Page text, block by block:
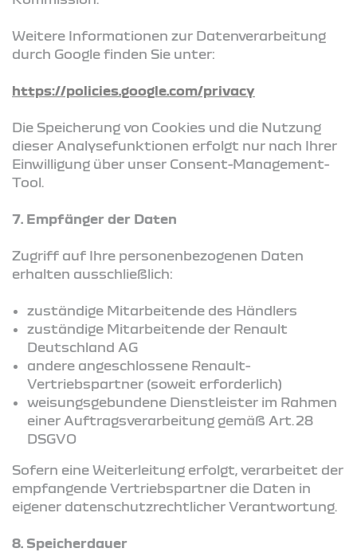
Weitere Informationen zur Datenverarbeitung
durch Google finden Sie unter:
https://policies.google.com/privacy
Die Speicherung von Cookies und die Nutzung
dieser Analysefunktionen erfolgt nur nach Ihrer
Einwilligung über unser Consent-Management-
Tool.
7. Empfänger der Daten
Zugriff auf Ihre personenbezogenen Daten
erhalten ausschließlich:
zuständige Mitarbeitende des Händlers
zuständige Mitarbeitende der Renault
Deutschland AG
andere angeschlossene Renault-
Vertriebspartner (soweit erforderlich)
weisungsgebundene Dienstleister im Rahmen
einer Auftragsverarbeitung gemäß Art. 28
DSGVO
Sofern eine Weiterleitung erfolgt, verarbeitet der
empfangende Vertriebspartner die Daten in
eigener datenschutzrechtlicher Verantwortung.
8. Speicherdauer